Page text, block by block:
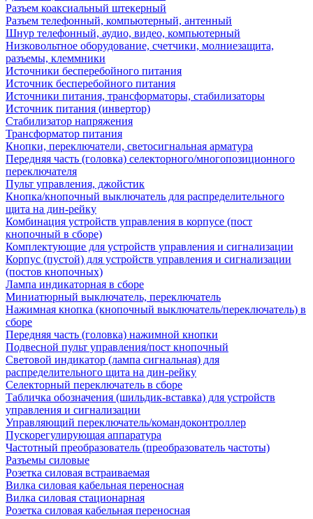
Разъем коаксиальный штекерный
Разъем телефонный, компьютерный, антенный
Шнур телефонный, аудио, видео, компьютерный
Низковольтное оборудование, счетчики, молниезащита,
разъемы, клеммники
Источники бесперебойного питания
Источник бесперебойного питания
Источники питания, трансформаторы, стабилизаторы
Источник питания (инвертор)
Стабилизатор напряжения
Трансформатор питания
Кнопки, переключатели, светосигнальная арматура
Передняя часть (головка) селекторного/многопозиционного
переключателя
Пульт управления, джойстик
Кнопка/кнопочный выключатель для распределительного
щита на дин-рейку
Комбинация устройств управления в корпусе (пост
кнопочный в сборе)
Комплектующие для устройств управления и сигнализации
Корпус (пустой) для устройств управления и сигнализации
(постов кнопочных)
Лампа индикаторная в сборе
Миниатюрный выключатель, переключатель
Нажимная кнопка (кнопочный выключатель/переключатель) в
сборе
Передняя часть (головка) нажимной кнопки
Подвесной пульт управления/пост кнопочный
Световой индикатор (лампа сигнальная) для
распределительного щита на дин-рейку
Селекторный переключатель в сборе
Табличка обозначения (шильдик-вставка) для устройств
управления и сигнализации
Управляющий переключатель/командоконтроллер
Пускорегулирующая аппаратура
Частотный преобразователь (преобразователь частоты)
Разъемы силовые
Розетка силовая встраиваемая
Вилка силовая кабельная переносная
Вилка силовая стационарная
Розетка силовая кабельная переносная